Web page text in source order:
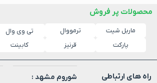
محصولات پر فروش
ماربل شیت ترمووال تی وی وال
پارکت
قرنیز کابینت
راه های ارتباطی
شوروم مشهد :